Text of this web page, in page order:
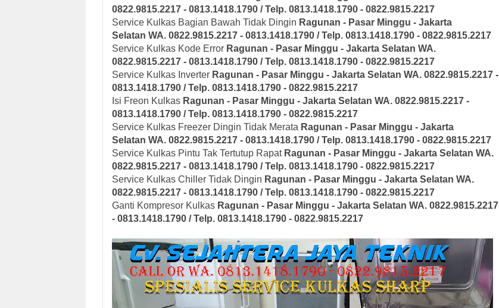
0822.9815.2217 - 0813.1418.1790 / Telp. 0813.1418.1790 - 0822.9815.2217
Service Kulkas Bagian Bawah Tidak Dingin Ragunan - Pasar Minggu - Jakarta
Selatan WA. 0822.9815.2217 - 0813.1418.1790 / Telp. 0813.1418.1790 - 0822.9815.2217
Service Kulkas Kode Error Ragunan - Pasar Minggu - Jakarta Selatan WA.
0822.9815.2217 - 0813.1418.1790 / Telp. 0813.1418.1790 - 0822.9815.2217
Service Kulkas Inverter Ragunan - Pasar Minggu - Jakarta Selatan WA. 0822.9815.2217 -
0813.1418.1790 / Telp. 0813.1418.1790 - 0822.9815.2217
Isi Freon Kulkas Ragunan - Pasar Minggu - Jakarta Selatan WA. 0822.9815.2217 -
0813.1418.1790 / Telp. 0813.1418.1790 - 0822.9815.2217
Service Kulkas Freezer Dingin Tidak Merata Ragunan - Pasar Minggu - Jakarta
Selatan WA. 0822.9815.2217 - 0813.1418.1790 / Telp. 0813.1418.1790 - 0822.9815.2217
Service Kulkas Pintu Tak Tertutup Rapat Ragunan - Pasar Minggu - Jakarta Selatan WA.
0822.9815.2217 - 0813.1418.1790 / Telp. 0813.1418.1790 - 0822.9815.2217
Service Kulkas Chiller Tidak Dingin Ragunan - Pasar Minggu - Jakarta Selatan WA.
0822.9815.2217 - 0813.1418.1790 / Telp. 0813.1418.1790 - 0822.9815.2217
Ganti Kompresor Kulkas Ragunan - Pasar Minggu - Jakarta Selatan WA. 0822.9815.2217
- 0813.1418.1790 / Telp. 0813.1418.1790 - 0822.9815.2217